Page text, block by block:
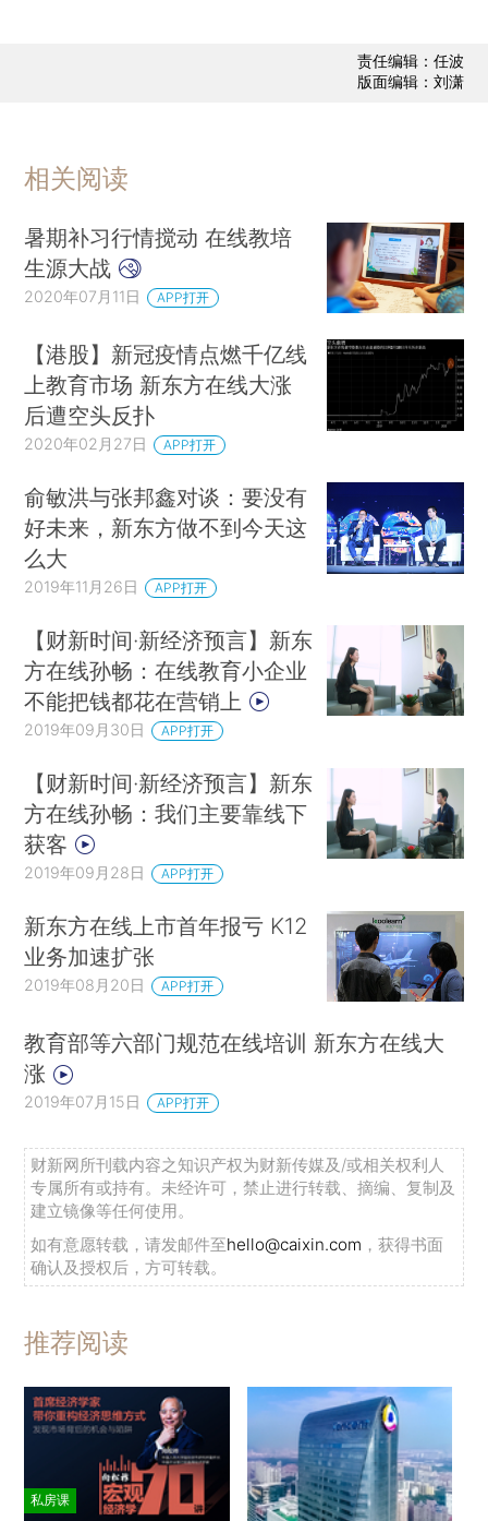
责任编辑：任波
版面编辑：刘潇
相关阅读
暑期补习行情搅动 在线教培
生源大战
2020年07月11日 APP打开
【港股】新冠疫情点燃千亿线
上教育市场 新东方在线大涨
后遭空头反扑
2020年02月27日 APP打开
俞敏洪与张邦鑫对谈：要没有
好未来，新东方做不到今天这
么大
2019年11月26日 APP打开
【财新时间·新经济预言】新东
方在线孙畅：在线教育小企业
不能把钱都花在营销上
2019年09月30日 APP打开
【财新时间·新经济预言】新东
方在线孙畅：我们主要靠线下
获客
2019年09月28日 APP打开
新东方在线上市首年报亏 K12
业务加速扩张
2019年08月20日 APP打开
教育部等六部门规范在线培训 新东方在线大
涨
2019年07月15日 APP打开
财新网所刊载内容之知识产权为财新传媒及/或相关权利人
专属所有或持有。未经许可，禁止进行转载、摘编、复制及
建立镜像等任何使用。
如有意愿转载，请发邮件至hello@caixin.com ，获得书面
确认及授权后，方可转载。
推荐阅读
私房课